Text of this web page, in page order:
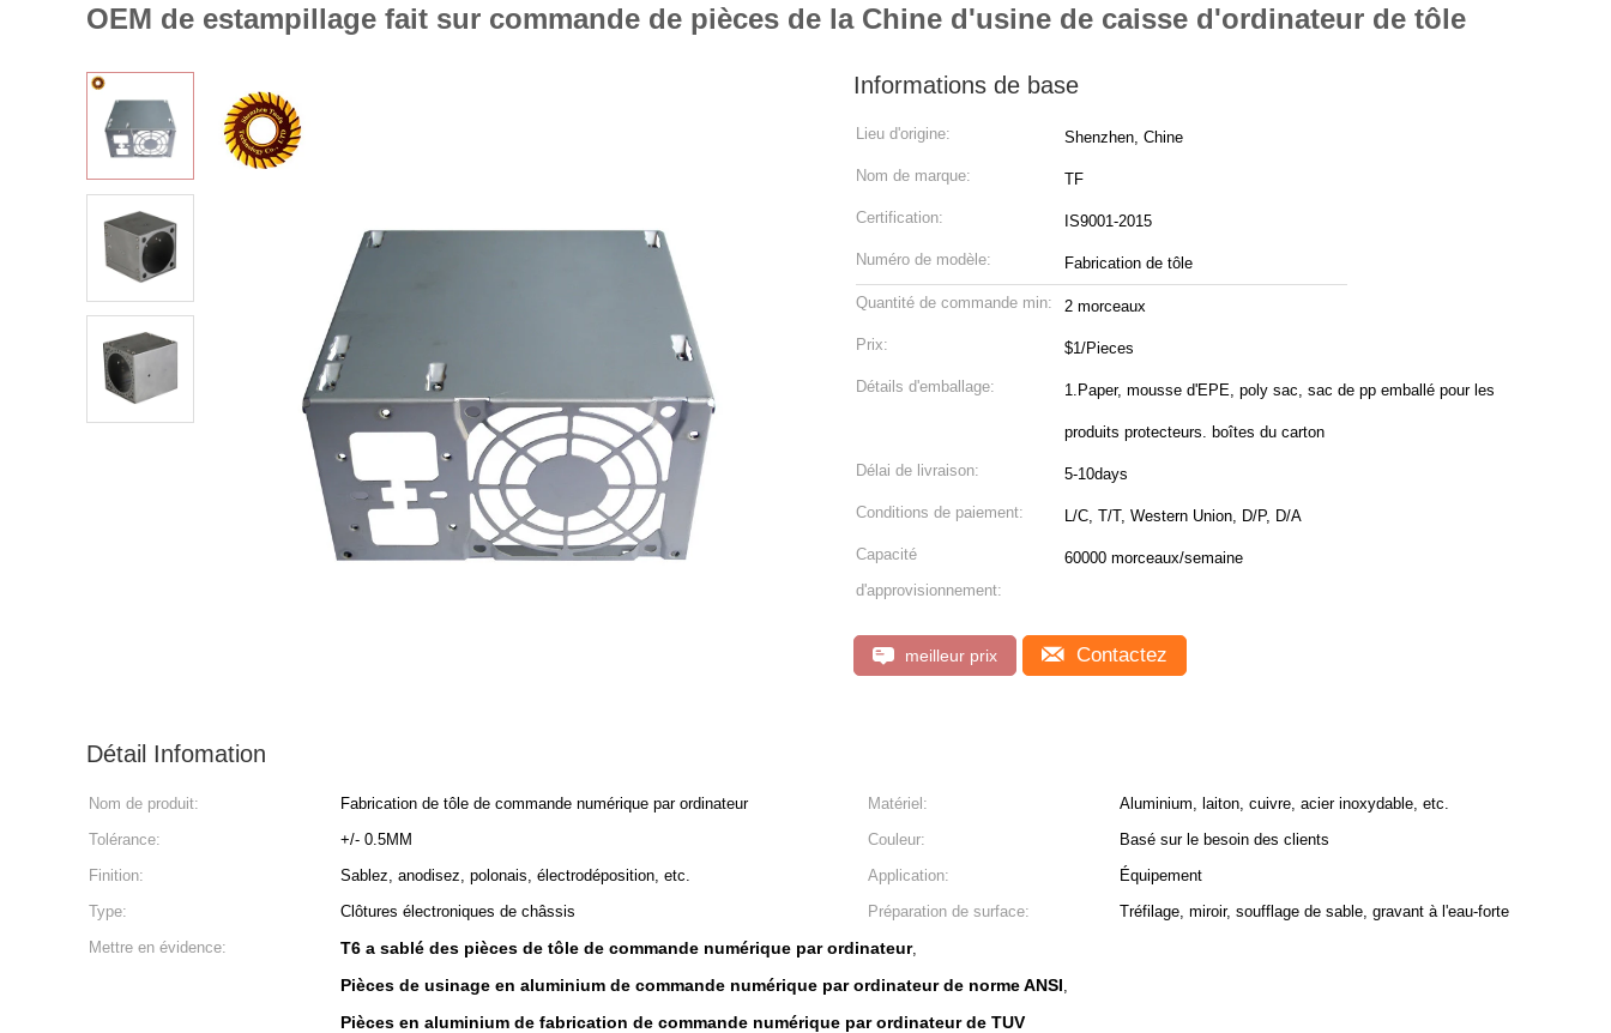
OEM de estampillage fait sur commande de pièces de la Chine d'usine de caisse d'ordinateur de tôle
Informations de base
Lieu d'origine: Shenzhen, Chine
Nom de marque: TF
Certification: IS9001-2015
Numéro de modèle: Fabrication de tôle
Quantité de commande min: 2 morceaux
Prix: $1/Pieces
Détails d'emballage: 1.Paper, mousse d'EPE, poly sac, sac de pp emballé pour les
produits protecteurs. boîtes du carton
Délai de livraison: 5-10days
Conditions de paiement: L/C, T/T, Western Union, D/P, D/A
Capacité
d'approvisionnement:
60000 morceaux/semaine
meilleur prix Contactez
Détail Infomation
Nom de produit: Fabrication de tôle de commande numérique par ordinateur Matériel:
Aluminium, laiton, cuivre, acier inoxydable, etc.
Tolérance:
+/- 0.5MM Couleur:
Basé sur le besoin des clients
Finition:
Sablez, anodisez, polonais, électrodéposition, etc. Application:
Équipement
Type:
Clôtures électroniques de châssis Préparation de surface:
Tréfilage, miroir, soufflage de sable, gravant à l'eau-forte
Mettre en évidence:
T6 a sablé des pièces de tôle de commande numérique par ordinateur,
Pièces de usinage en aluminium de commande numérique par ordinateur de norme ANSI,
Pièces en aluminium de fabrication de commande numérique par ordinateur de TUV